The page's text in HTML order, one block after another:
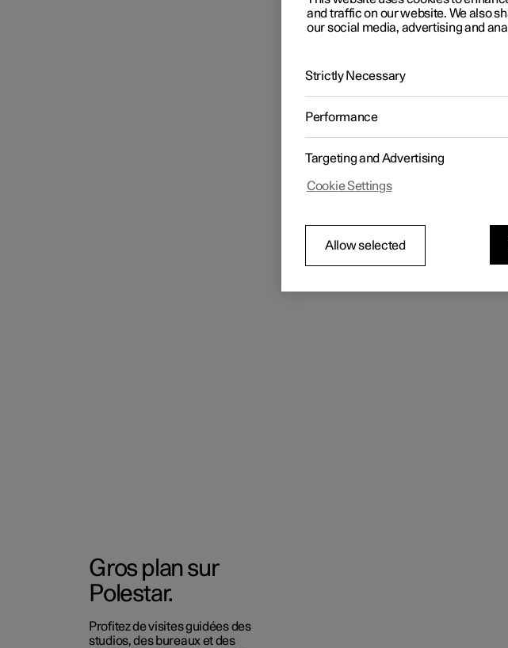
Gros plan sur
Polestar.
Profitez de visites guidées des
studios, des bureaux et des
and traffic on our website. We also
our social media, advertising and
Strictly Necessary
Performance
Targeting and Advertising
Cookie Settings
Allow selected